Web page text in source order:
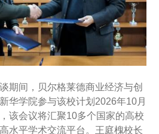
期间，贝尔格莱德商业经济与创
华学院参与该校计划2026年10月
该会议将汇聚10多个国家的高校
水平学术交流平台。王庭槐校长